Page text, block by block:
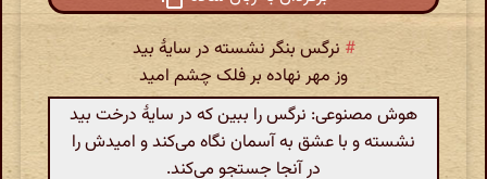
# نرگس بنگر نشسته در سایهٔ بید
وز مهر نهاده بر فلک چشم امید
هوش مصنوعی: نرگس را ببین که در سایهٔ درخت بید
نشسته و با عشق به آسمان نگاه می‌کند و امیدش را
در آنجا جستجو می‌کند.